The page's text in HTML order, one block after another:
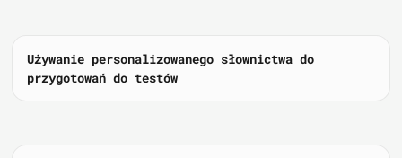
Używanie personalizowanego słownictwa do
przygotowań do testów